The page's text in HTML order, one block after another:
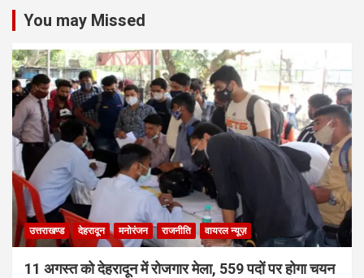
You may Missed
उत्तराखण्ड देहरादून मनोरंजन राजनीति वायरल न्यूज़
11 अगस्त को देहरादून में रोजगार मेला, 559 पदों पर होगा चयन